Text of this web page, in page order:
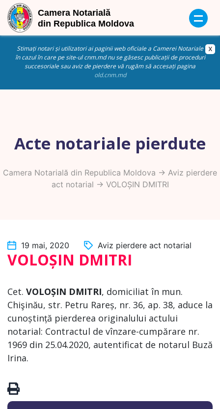
Stimați notari și utilizatori ai paginii web oficiale a Camerei Notariale
în cazul în care pe site-ul cnm.md nu se găsesc publicații de proceduri
succesoriale sau aviz de pierdere vă rugăm să accesați pagina
old.cnm.md
Acte notariale pierdute
Camera Notarială din Republica Moldova -> Aviz pierdere
act notarial -> VOLOȘIN DMITRI
19 mai, 2020 Aviz pierdere act notarial
VOLOȘIN DMITRI
Cet. VOLOȘIN DMITRI, domiciliat în mun.
Chişinău, str. Petru Rareș, nr. 36, ap. 38, aduce la
cunoștință pierderea originalului actului
notarial: Contractul de vînzare-cumpărare nr.
1969 din 25.04.2020, autentificat de notarul Buză
Irina.